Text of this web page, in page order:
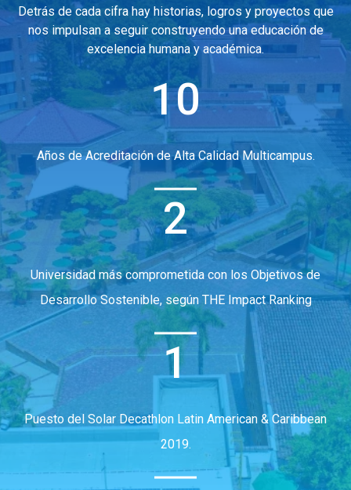
Detrás de cada cifra hay historias, logros y proyectos que
nos impulsan a seguir construyendo una educación de
excelencia humana y académica.
10
Años de Acreditación de Alta Calidad Multicampus.
2
Universidad más comprometida con los Objetivos de
Desarrollo Sostenible, según THE Impact Ranking
1
Puesto del Solar Decathlon Latin American & Caribbean
2019.